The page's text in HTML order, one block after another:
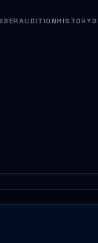
AUDITIONHISTORY